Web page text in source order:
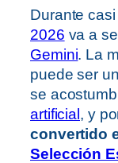
Durante casi
2026 va a
Gemini. La
puede ser
se
artificial , y
convertido
Selección